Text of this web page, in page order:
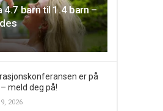
4.7 barn til 1.4 barn –
er på
meld deg på!
2026